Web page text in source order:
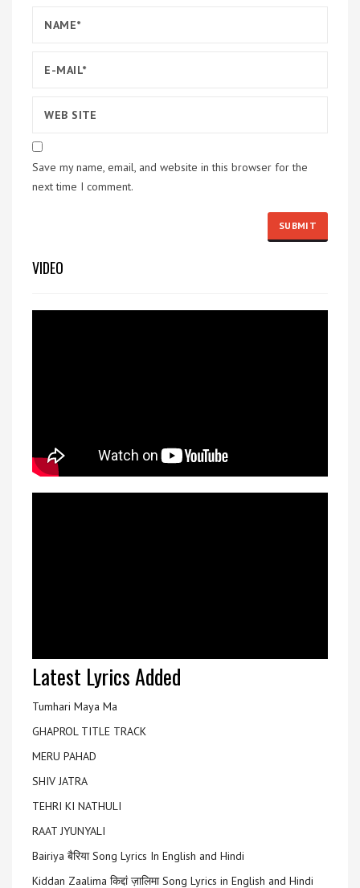
Save my name, email, and website in this browser for the
next time I comment.
VIDEO
Latest Lyrics Added
Tumhari Maya Ma
GHAPROL TITLE TRACK
MERU PAHAD
SHIV JATRA
TEHRI KI NATHULI
RAAT JYUNYALI
Bairiya बैरिया Song Lyrics In English and Hindi
Kiddan Zaalima किद्दां ज़ालिमा Song Lyrics in English and Hindi